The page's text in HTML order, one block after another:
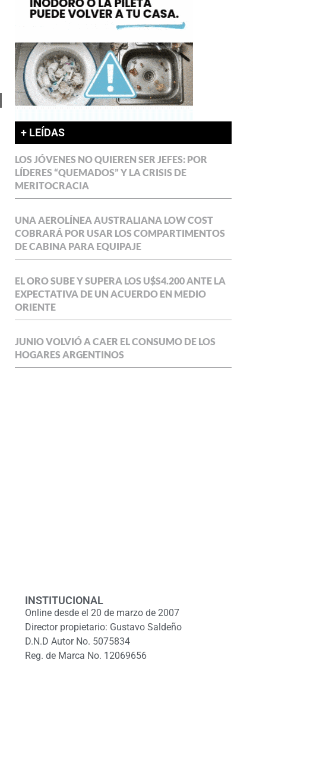
+ LEÍDAS
LOS JÓVENES NO QUIEREN SER JEFES: POR
LÍDERES “QUEMADOS” Y LA CRISIS DE
MERITOCRACIA
UNA AEROLÍNEA AUSTRALIANA LOW COST
COBRARÁ POR USAR LOS COMPARTIMENTOS
DE CABINA PARA EQUIPAJE
EL ORO SUBE Y SUPERA LOS U$S4.200 ANTE LA
EXPECTATIVA DE UN ACUERDO EN MEDIO
ORIENTE
JUNIO VOLVIÓ A CAER EL CONSUMO DE LOS
HOGARES ARGENTINOS
INSTITUCIONAL
Online desde el 20 de marzo de 2007
Director propietario: Gustavo Saldeño
D.N.D Autor No. 5075834
Reg. de Marca No. 12069656